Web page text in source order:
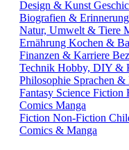
Design & Kunst
Biografien &
Natur, Umwelt & Tiere
Ernährung Kochen &
Finanzen & Karriere
Technik Hobby, DIY &
Philosophie Sprachen
Fantasy Science Fiction
Comics Manga
Fiction Non-Fiction
Comics & Manga